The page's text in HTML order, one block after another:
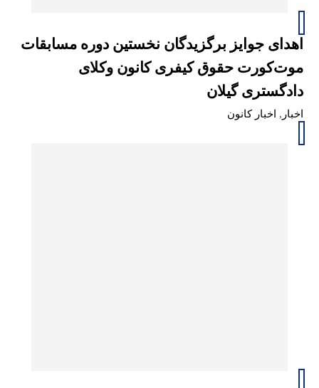
اهدای جوایز برگزیدگان نخستین دوره مسابقات
موت‌کورت حقوق کیفری کانون وکلای
دادگستری گیلان
اخبار , اخبار کانون